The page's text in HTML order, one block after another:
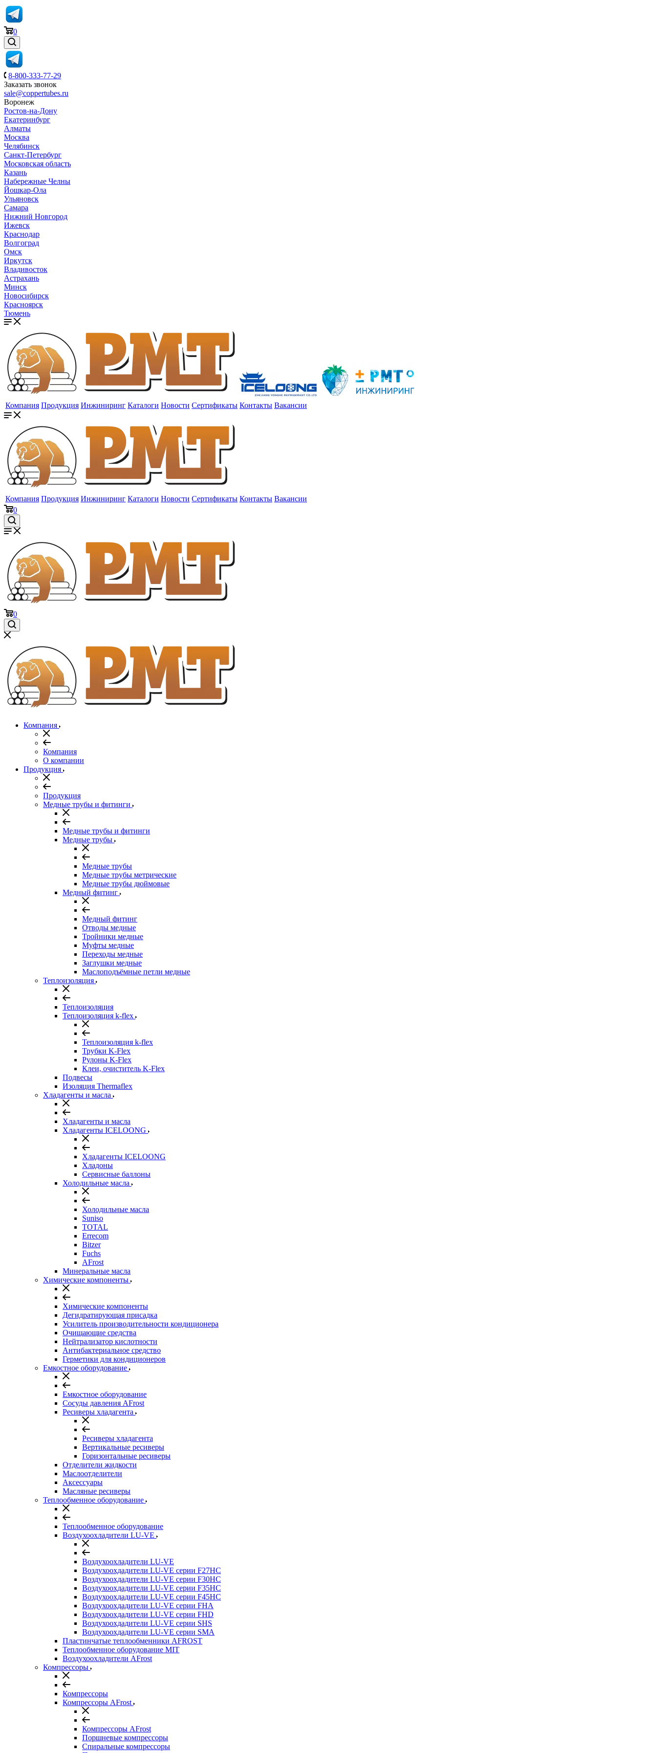
0
8-800-333-77-29
Заказать звонок
sale@coppertubes.ru
Воронеж
Ростов-на-Дону
Екатеринбург
Алматы
Москва
Челябинск
Санкт-Петербург
Московская область
Казань
Набережные Челны
Йошкар-Ола
Ульяновск
Самара
Нижний Новгород
Ижевск
Краснодар
Волгоград
Омск
Иркутск
Владивосток
Астрахань
Минск
Новосибирск
Красноярск
Тюмень
Компания Продукция Инжиниринг Каталоги Новости Сертификаты Контакты Вакансии
Компания Продукция Инжиниринг Каталоги Новости Сертификаты Контакты Вакансии
0
0
Компания
Компания
О компании
Продукция
Продукция
Медные трубы и фитинги
Медные трубы и фитинги
Медные трубы
Медные трубы
Медные трубы метрические
Медные трубы дюймовые
Медный фитинг
Медный фитинг
Отводы медные
Тройники медные
Муфты медные
Переходы медные
Заглушки медные
Маслоподъёмные петли медные
Теплоизоляция
Теплоизоляция
Теплоизоляция k-flex
Теплоизоляция k-flex
Трубки K-Flex
Рулоны K-Flex
Клеи, очиститель K-Flex
Подвесы
Изоляция Thermaflex
Хладагенты и масла
Хладагенты и масла
Хладагенты ICELOONG
Хладагенты ICELOONG
Хладоны
Сервисные баллоны
Холодильные масла
Холодильные масла
Suniso
TOTAL
Errecom
Bitzer
Fuchs
AFrost
Минеральные масла
Химические компоненты
Химические компоненты
Дегидратирующая присадка
Усилитель производительности кондиционера
Очищающие средства
Нейтрализатор кислотности
Антибактериальное средство
Герметики для кондиционеров
Емкостное оборудование
Емкостное оборудование
Сосуды давления AFrost
Ресиверы хладагента
Ресиверы хладагента
Вертикальные ресиверы
Горизонтальные ресиверы
Отделители жидкости
Маслоотделители
Аксессуары
Масляные ресиверы
Теплообменное оборудование
Теплообменное оборудование
Воздухоохладители LU-VE
Воздухоохладители LU-VE
Воздухоохдадители LU-VE серии F27HC
Воздухоохдадители LU-VE серии F30HC
Воздухоохдадители LU-VE серии F35HC
Воздухоохдадители LU-VE серии F45HC
Воздухоохдадители LU-VE серии FHA
Воздухоохдадители LU-VE серии FHD
Воздухоохдадители LU-VE серии SHS
Воздухоохдадители LU-VE серии SMA
Пластинчатые теплообменники AFROST
Теплообменное оборудование MIT
Воздухоохладители AFrost
Компрессоры
Компрессоры
Компрессоры AFrost
Компрессоры AFrost
Поршневые компрессоры
Спиральные компрессоры